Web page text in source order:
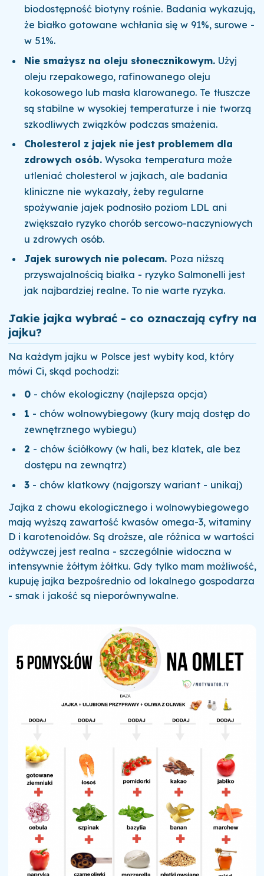
biodostępność biotyny rośnie. Badania wykazują,
że białko gotowane wchłania się w 91%, surowe -
w 51%.
Nie smażysz na oleju słonecznikowym. Użyj
oleju rzepakowego, rafinowanego oleju
kokosowego lub masła klarowanego. Te tłuszcze
są stabilne w wysokiej temperaturze i nie tworzą
szkodliwych związków podczas smażenia.
Cholesterol z jajek nie jest problemem dla
zdrowych osób. Wysoka temperatura może
utleniać cholesterol w jajkach, ale badania
kliniczne nie wykazały, żeby regularne
spożywanie jajek podnosiło poziom LDL ani
zwiększało ryzyko chorób sercowo-naczyniowych
u zdrowych osób.
Jajek surowych nie polecam. Poza niższą
przyswajalnością białka - ryzyko Salmonelli jest
jak najbardziej realne. To nie warte ryzyka.
Jakie jajka wybrać - co oznaczają cyfry na
jajku?
Na każdym jajku w Polsce jest wybity kod, który
mówi Ci, skąd pochodzi:
0 - chów ekologiczny (najlepsza opcja)
1 - chów wolnowybiegowy (kury mają dostęp do
zewnętrznego wybiegu)
2 - chów ściółkowy (w hali, bez klatek, ale bez
dostępu na zewnątrz)
3 - chów klatkowy (najgorszy wariant - unikaj)
Jajka z chowu ekologicznego i wolnowybiegowego
mają wyższą zawartość kwasów omega-3, witaminy
D i karotenoidów. Są droższe, ale różnica w wartości
odżywczej jest realna - szczególnie widoczna w
intensywnie żółtym żółtku. Gdy tylko mam możliwość,
kupuję jajka bezpośrednio od lokalnego gospodarza
- smak i jakość są nieporównywalne.